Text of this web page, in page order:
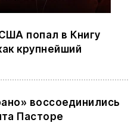
попал в Книгу
крупнейший
воссоединились
Пасторе